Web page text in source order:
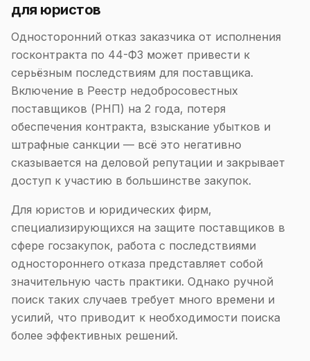
для юристов
Односторонний отказ заказчика от исполнения
госконтракта по 44-ФЗ может привести к
серьёзным последствиям для поставщика.
Включение в Реестр недобросовестных
поставщиков (РНП) на 2 года, потеря
обеспечения контракта, взыскание убытков и
штрафные санкции — всё это негативно
сказывается на деловой репутации и закрывает
доступ к участию в большинстве закупок.
Для юристов и юридических фирм,
специализирующихся на защите поставщиков в
сфере госзакупок, работа с последствиями
одностороннего отказа представляет собой
значительную часть практики. Однако ручной
поиск таких случаев требует много времени и
усилий, что приводит к необходимости поиска
более эффективных решений.